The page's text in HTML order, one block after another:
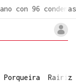
con 96 condenas
Porqueira Rairiz